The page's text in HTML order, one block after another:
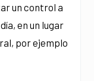
un control a
en un lugar
por ejemplo